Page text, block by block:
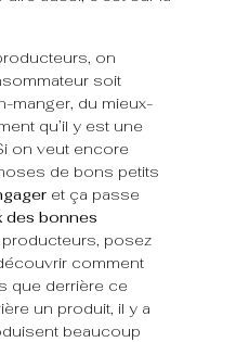
on
soit
manger, du mieux-
qu’il y est une
on veut encore
de bons petits
et ça passe
des bonnes
posez
comment
que derrière ce
un produit, il y a
beaucoup